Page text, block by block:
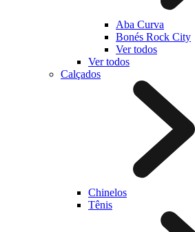
Aba Curva
Bonés Rock City
Ver todos
Ver todos
Calçados
Chinelos
Tênis